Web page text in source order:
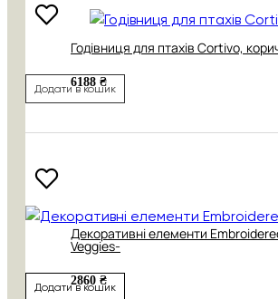
Годівниця для птахів Cortivo,
6188 ₴
Додати в кошик
Декоративні елементи
Veggies-
2860 ₴
Додати в кошик